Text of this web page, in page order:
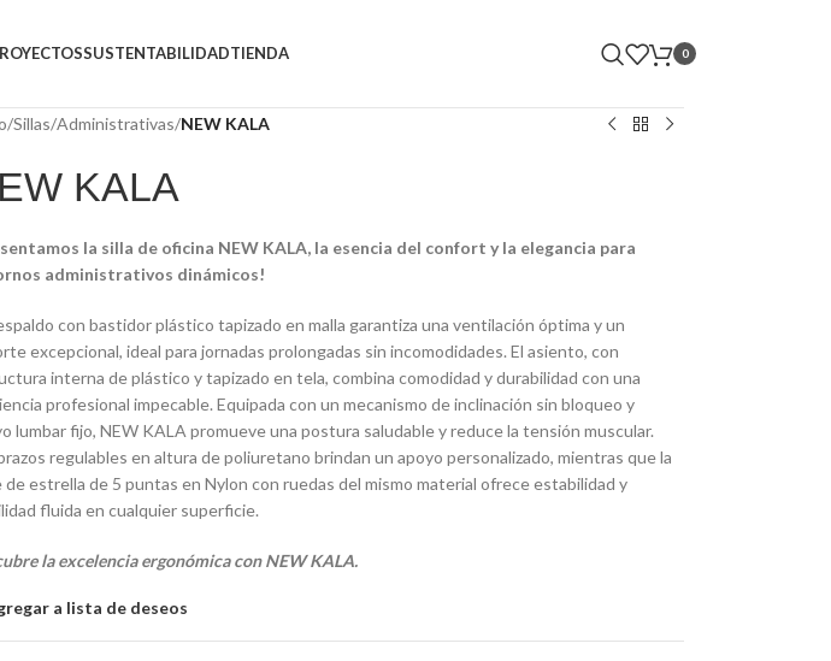
SUSTENTABILIDADTIENDA 0
/Sillas/Administrativas/NEW KALA
KALA
la silla de oficina NEW KALA, la esencia del confort y la elegancia para
administrativos dinámicos!
con bastidor plástico tapizado en malla garantiza una ventilación óptima y un
excepcional, ideal para jornadas prolongadas sin incomodidades. El asiento, con
interna de plástico y tapizado en tela, combina comodidad y durabilidad con una
profesional impecable. Equipada con un mecanismo de inclinación sin bloqueo y
lumbar fijo, NEW KALA promueve una postura saludable y reduce la tensión muscular.
regulables en altura de poliuretano brindan un apoyo personalizado, mientras que la
de estrella de 5 puntas en Nylon con ruedas del mismo material ofrece estabilidad y
fluida en cualquier superficie.
la excelencia ergonómica con NEW KALA.
a lista de deseos